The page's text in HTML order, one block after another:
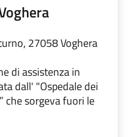
27058 Voghera
di assistenza in
dall' "Ospedale dei
che sorgeva fuori le